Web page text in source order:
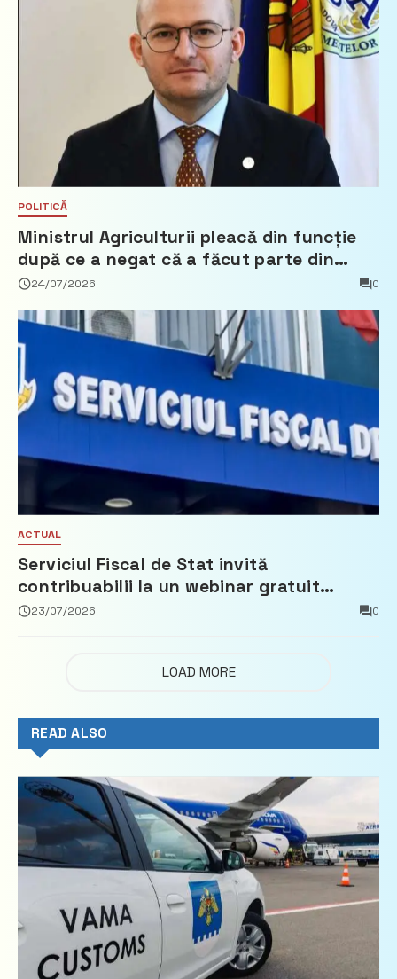
POLITICĂ
Ministrul Agriculturii pleacă din funcție
după ce a negat că a făcut parte din
Partidul Democrat
24/07/2026 0
ACTUAL
Serviciul Fiscal de Stat invită
contribuabilii la un webinar gratuit
privind calculul impozitului pe bunurile
23/07/2026 0
LOAD MORE
READ ALSO